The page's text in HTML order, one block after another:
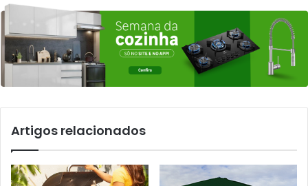
Artigos relacionados